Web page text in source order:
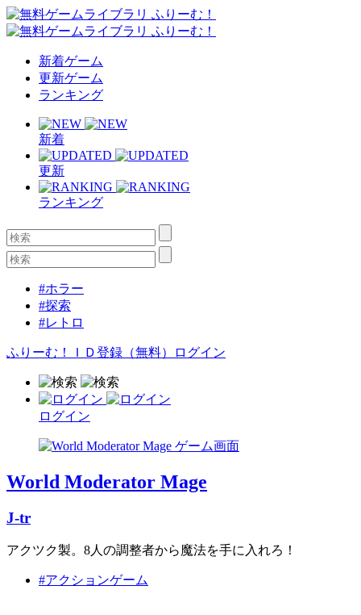
新着ゲーム
更新ゲーム
ランキング
新着
更新
ランキング
#ホラー
#探索
#レトロ
ふりーむ！ＩＤ登録（無料） ログイン
ログイン
World Moderator Mage
J-tr
アクツク製。8人の調整者から魔法を手に入れろ！
#アクションゲーム